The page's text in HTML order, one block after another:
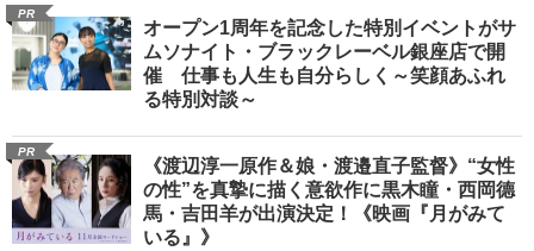
PR
オープン1周年を記念した特別イベントがサ
ムソナイト・ブラックレーベル銀座店で開
催 仕事も人生も自分らしく～笑顔あふれ
る特別対談～
PR
《渡辺淳一原作＆娘・渡邉直子監督》“女性
の性”を真摯に描く意欲作に黒木瞳・西岡德
馬・吉田羊が出演決定！《映画『月がみて
いる』》